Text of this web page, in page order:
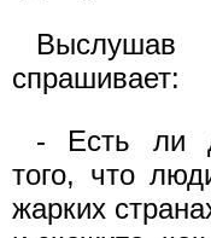
Выслушав
спрашивает:
- Есть ли
того, что
жарких